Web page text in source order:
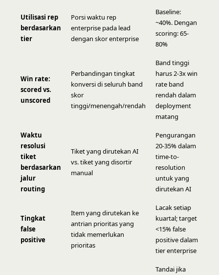
Utilisasi rep
berdasarkan
tier
Porsi waktu rep
enterprise pada lead
dengan skor enterprise
Baseline:
~40%. Dengan
scoring: 65-
80%
Win rate:
scored vs.
unscored
Perbandingan tingkat
konversi di seluruh band
skor
tinggi/menengah/rendah
Band tinggi
harus 2-3x win
rate band
rendah dalam
deployment
matang
Waktu
resolusi
tiket
berdasarkan
jalur
routing
Tiket yang dirutekan AI
vs. tiket yang disortir
manual
Pengurangan
20-35% dalam
time-to-
resolution
untuk yang
dirutekan AI
Tingkat
false
positive
Item yang dirutekan ke
antrian prioritas yang
tidak memerlukan
prioritas
Lacak setiap
kuartal; target
<15% false
positive dalam
tier enterprise
Tandai jika